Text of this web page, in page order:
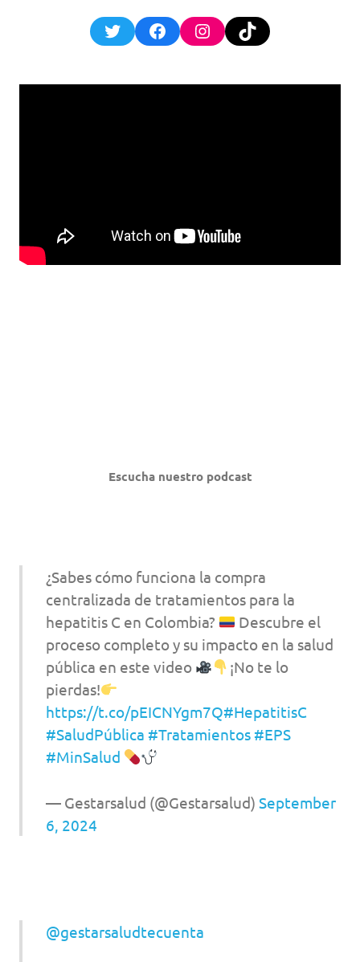
TwitterFacebookInstagram
TikTok
Escucha nuestro podcast
¿Sabes cómo funciona la compra
centralizada de tratamientos para la
hepatitis C en Colombia?
Descubre el
proceso completo y su impacto en la salud
pública en este video
¡No te lo
pierdas!
https://t.co/pEICNYgm7Q#HepatitisC
#SaludPública #Tratamientos #EPS
#MinSalud
— Gestarsalud (@Gestarsalud) September
6, 2024
@gestarsaludtecuenta